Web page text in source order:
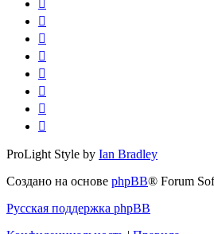
ProLight Style by Ian Bradley
Создано на основе phpBB® Forum
Русская поддержка phpBB